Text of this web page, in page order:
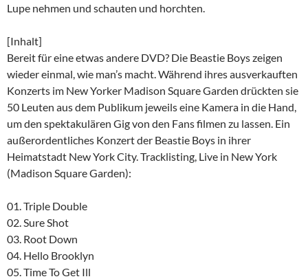
Lupe nehmen und schauten und horchten.
[Inhalt]
Bereit für eine etwas andere DVD? Die Beastie Boys zeigen
wieder einmal, wie man’s macht. Während ihres ausverkauften
Konzerts im New Yorker Madison Square Garden drückten sie
50 Leuten aus dem Publikum jeweils eine Kamera in die Hand,
um den spektakulären Gig von den Fans filmen zu lassen. Ein
außerordentliches Konzert der Beastie Boys in ihrer
Heimatstadt New York City. Tracklisting, Live in New York
(Madison Square Garden):
01. Triple Double
02. Sure Shot
03. Root Down
04. Hello Brooklyn
05. Time To Get Ill